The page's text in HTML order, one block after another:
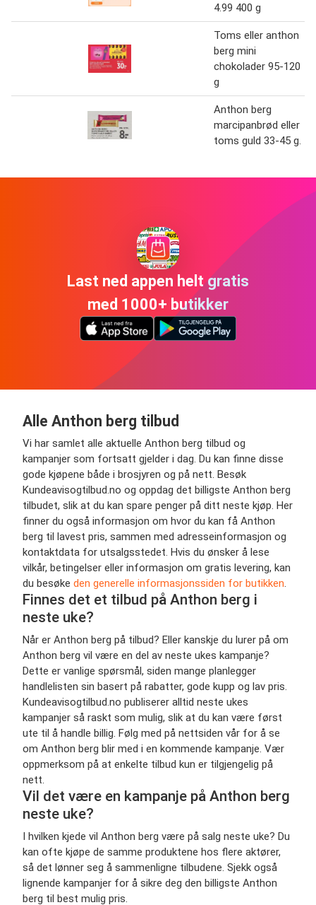
4.99 400 g
Toms eller anthon
berg mini
chokolader 95-120
g
Anthon berg
marcipanbrød eller
toms guld 33-45 g.
Last ned appen helt gratis
med 1000+ butikker
Alle Anthon berg tilbud
Vi har samlet alle aktuelle Anthon berg tilbud og
kampanjer som fortsatt gjelder i dag. Du kan finne disse
gode kjøpene både i brosjyren og på nett. Besøk
Kundeavisogtilbud.no og oppdag det billigste Anthon berg
tilbudet, slik at du kan spare penger på ditt neste kjøp. Her
finner du også informasjon om hvor du kan få Anthon
berg til lavest pris, sammen med adresseinformasjon og
kontaktdata for utsalgsstedet. Hvis du ønsker å lese
vilkår, betingelser eller informasjon om gratis levering, kan
du besøke den generelle informasjonssiden for butikken.
Finnes det et tilbud på Anthon berg i
neste uke?
Når er Anthon berg på tilbud? Eller kanskje du lurer på om
Anthon berg vil være en del av neste ukes kampanje?
Dette er vanlige spørsmål, siden mange planlegger
handlelisten sin basert på rabatter, gode kupp og lav pris.
Kundeavisogtilbud.no publiserer alltid neste ukes
kampanjer så raskt som mulig, slik at du kan være først
ute til å handle billig. Følg med på nettsiden vår for å se
om Anthon berg blir med i en kommende kampanje. Vær
oppmerksom på at enkelte tilbud kun er tilgjengelig på
nett.
Vil det være en kampanje på Anthon berg
neste uke?
I hvilken kjede vil Anthon berg være på salg neste uke? Du
kan ofte kjøpe de samme produktene hos flere aktører,
så det lønner seg å sammenligne tilbudene. Sjekk også
lignende kampanjer for å sikre deg den billigste Anthon
berg til best mulig pris.